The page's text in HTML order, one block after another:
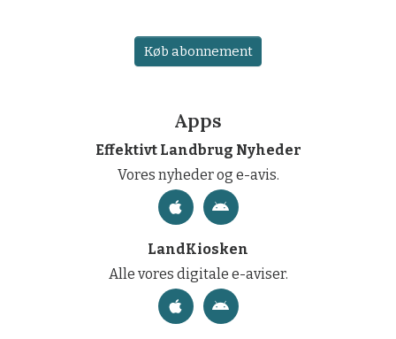
Køb abonnement
Apps
Effektivt Landbrug Nyheder
Vores nyheder og e-avis.
LandKiosken
Alle vores digitale e-aviser.